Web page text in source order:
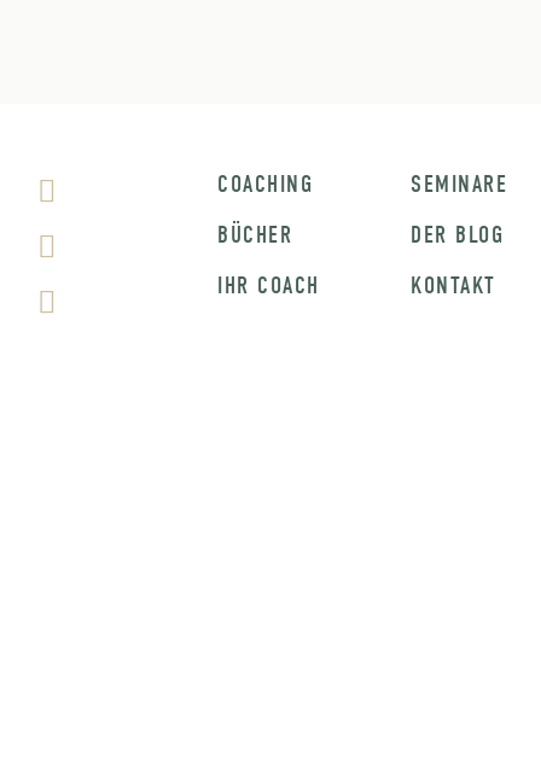
COACHING
BÜCHER
IHR COACH
SEMINARE
DER BLOG
KONTAKT